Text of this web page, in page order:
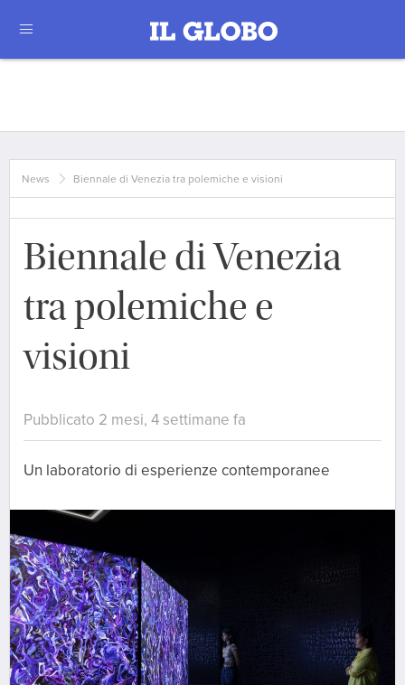
News Biennale di Venezia tra polemiche e visioni
Biennale di Venezia
tra polemiche e
visioni
Pubblicato 2 mesi, 4 settimane fa
Un laboratorio di esperienze contemporanee